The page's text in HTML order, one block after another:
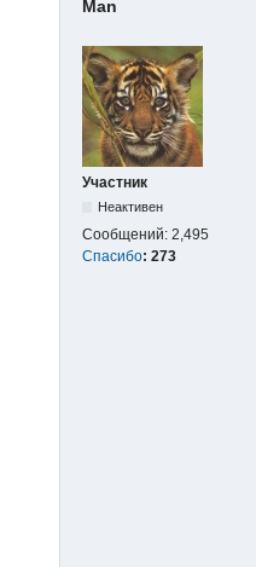
Man
Участник
Неактивен
Сообщений: 2,495
Спасибо: 273